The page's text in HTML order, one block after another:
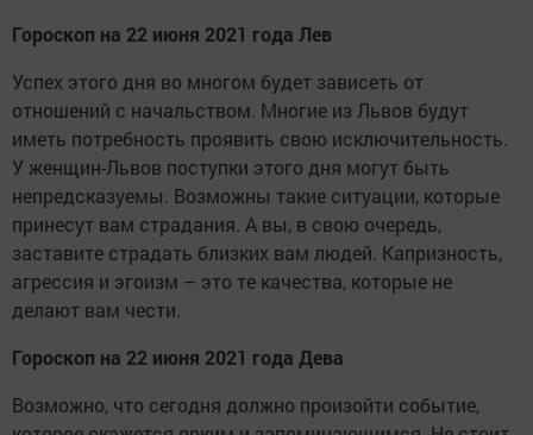
Гороскоп на 22 июня 2021 года Лев
Успех этого дня во многом будет зависеть от
отношений с начальством. Многие из Львов будут
иметь потребность проявить свою исключительность.
У женщин-Львов поступки этого дня могут быть
непредсказуемы. Возможны такие ситуации, которые
принесут вам страдания. А вы, в свою очередь,
заставите страдать близких вам людей. Капризность,
агрессия и эгоизм – это те качества, которые не
делают вам чести.
Гороскоп на 22 июня 2021 года Дева
Возможно, что сегодня должно произойти событие,